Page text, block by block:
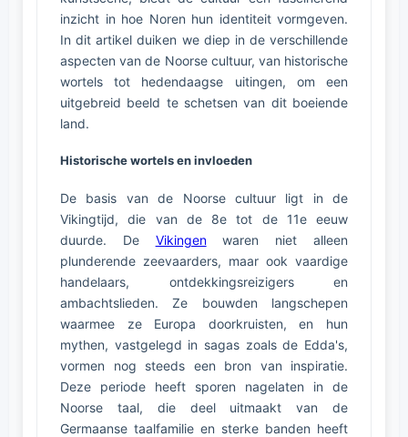
inzicht in hoe Noren hun identiteit vormgeven.
In dit artikel duiken we diep in de verschillende
aspecten van de Noorse cultuur, van historische
wortels tot hedendaagse uitingen, om een
uitgebreid beeld te schetsen van dit boeiende
land.
Historische wortels en invloeden
De basis van de Noorse cultuur ligt in de
Vikingtijd, die van de 8e tot de 11e eeuw
duurde. De Vikingenwaren niet alleen
plunderende zeevaarders, maar ook vaardige
handelaars, ontdekkingsreizigers en
ambachtslieden. Ze bouwden langschepen
waarmee ze Europa doorkruisten, en hun
mythen, vastgelegd in sagas zoals de Edda's,
vormen nog steeds een bron van inspiratie.
Deze periode heeft sporen nagelaten in de
Noorse taal, die deel uitmaakt van de
Germaanse taalfamilie en sterke banden heeft